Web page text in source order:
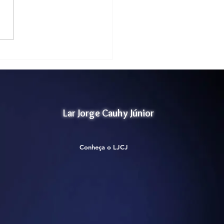
Lar Jorge Cauhy Júnior
Conheça o LJCJ